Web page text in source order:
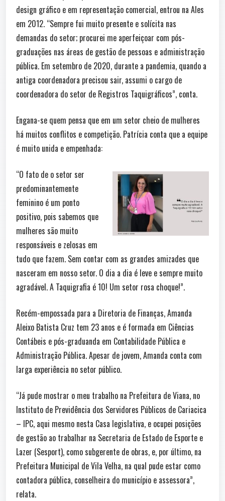
design gráfico e em representação comercial, entrou na Ales
em 2012. “Sempre fui muito presente e solícita nas
demandas do setor; procurei me aperfeiçoar com pós-
graduações nas áreas de gestão de pessoas e administração
pública. Em setembro de 2020, durante a pandemia, quando a
antiga coordenadora precisou sair, assumi o cargo de
coordenadora do setor de Registros Taquigráficos”, conta.
Engana-se quem pensa que em um setor cheio de mulheres
há muitos conflitos e competição. Patrícia conta que a equipe
é muito unida e empenhada:
“O fato de o setor ser
predominantemente
feminino é um ponto
positivo, pois sabemos que
mulheres são muito
responsáveis e zelosas em
tudo que fazem. Sem contar com as grandes amizades que
nasceram em nosso setor. O dia a dia é leve e sempre muito
agradável. A Taquigrafia é 10! Um setor rosa choque!”.
Recém-empossada para a Diretoria de Finanças, Amanda
Aleixo Batista Cruz tem 23 anos e é formada em Ciências
Contábeis e pós-graduanda em Contabilidade Pública e
Administração Pública. Apesar de jovem, Amanda conta com
larga experiência no setor público.
“Já pude mostrar o meu trabalho na Prefeitura de Viana, no
Instituto de Previdência dos Servidores Públicos de Cariacica
– IPC, aqui mesmo nesta Casa legislativa, e ocupei posições
de gestão ao trabalhar na Secretaria de Estado de Esporte e
Lazer (Sesport), como subgerente de obras, e, por último, na
Prefeitura Municipal de Vila Velha, na qual pude estar como
contadora pública, conselheira do município e assessora”,
relata.